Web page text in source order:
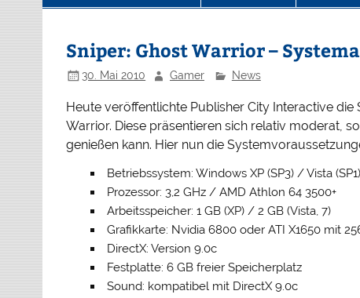
Sniper: Ghost Warrior –
30. Mai 2010 Gamer News
Heute veröffentlichte Publisher City Interactive
Warrior. Diese präsentieren sich relativ moderat,
genießen kann. Hier nun die
Betriebssystem: Windows XP (SP3) / Vista
Prozessor: 3,2 GHz / AMD Athlon 64 3500+
Arbeitsspeicher: 1 GB (XP) / 2 GB (Vista, 7)
Grafikkarte: Nvidia 6800 oder ATI X1650 mit
DirectX: Version 9.0c
Festplatte: 6 GB freier Speicherplatz
Sound: kompatibel mit DirectX 9.0c